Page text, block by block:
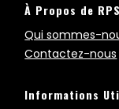
À Propos de
Qui sommes-
Contactez-nous
Informations